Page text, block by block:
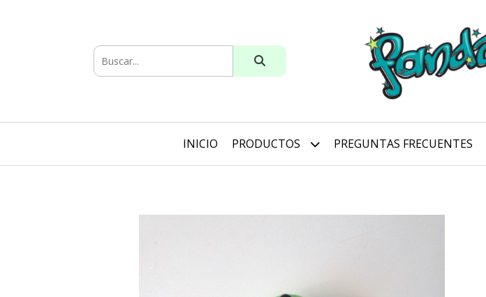
INICIO PRODUCTOS PREGUNTAS FRECUENTES